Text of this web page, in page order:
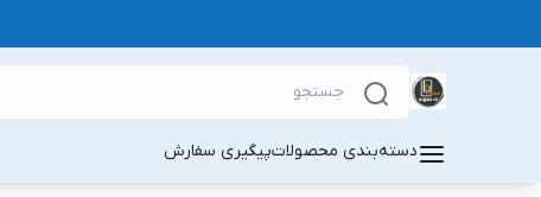
دسته‌بندی محصولاتپیگیری سفارش